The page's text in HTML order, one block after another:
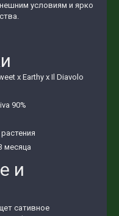
условиям и ярко
x Earthy x Il Diavolo
90%
месяца
и
сативное